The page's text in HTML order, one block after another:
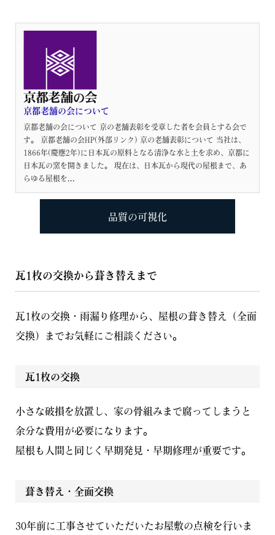
京都老舗の会について
京都老舗の会について 京の老舗表彰を受章した者を会員とする会で
す。 京都老舗の会HP(外部リンク) 京の老舗表彰について 当社は、
1866年(慶應2年)に日本瓦の原料となる清浄な水と土を求め、京都に
日本瓦の窯を開きました。 現在は、日本瓦から現代の屋根まで、あ
らゆる屋根を...
品質の可視化
瓦1枚の交換から葺き替えまで
瓦1枚の交換・雨漏り修理から、屋根の葺き替え（全面
交換）までお気軽にご相談ください。
瓦1枚の交換
小さな破損を放置し、家の骨組みまで腐ってしまうと
余分な費用が必要になります。
屋根も人間と同じく早期発見・早期修理が重要です。
葺き替え・全面交換
30年前に工事させていただいたお屋敷の点検を行いま